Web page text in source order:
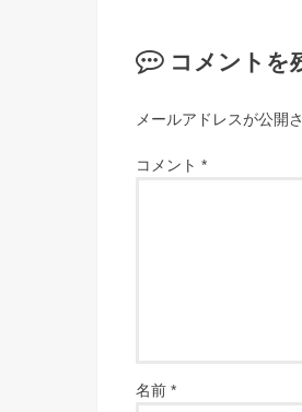
コメントを
メールアドレスが公開
コメント *
名前 *